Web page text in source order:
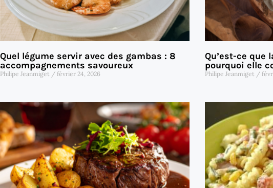
Quel légume servir avec des gambas : 8
accompagnements savoureux
Philipe Jeanmiget février 24, 2026
Qu’est-ce
pourquoi elle
Philipe Jeanmiget